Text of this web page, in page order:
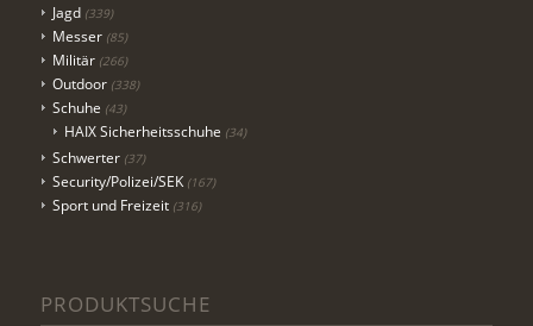
Jagd (339)
Messer (85)
Militär (266)
Outdoor (338)
Schuhe (43)
HAIX Sicherheitsschuhe (34)
Schwerter (37)
Security/Polizei/SEK (167)
Sport und Freizeit (316)
PRODUKTSUCHE